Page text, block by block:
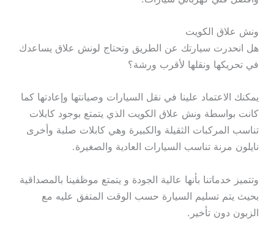
ونش علاق الكويت
هل انحدرت سيارتك عن الطريق وتحتاج لونش علاق يساعدك
في تحريكها ونقلها لأقرب ورشة؟
يمكنك الاعتماد علينا في نقل السيارات وصيانتها وإعادتها كما
كانت بواسطة ونش علاق الكويت الذي يتمتع بوجود كابلات
تناسب المركبات الثقيلة والكبيرة وهي كابلات صلبة وأخرى
نايلون مرنة تناسب السيارات العادية والصغيرة.
وتتميز خدماتنا بأنها عالية الجودة و يتمتع موظفينا بالمصداقية
بحيث يتم تسليم السيارة حسب الوقت المتفق عليه مع
الزبون دون تأخير.